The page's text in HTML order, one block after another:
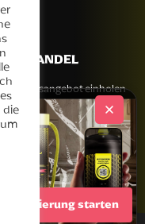
starten
einholen
die